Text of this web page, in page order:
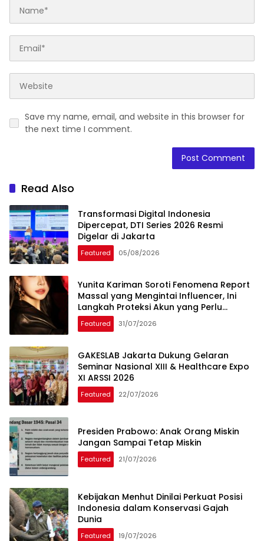
Save my name, email, and website in this browser for
the next time I comment.
Read Also
Transformasi Digital Indonesia
Dipercepat, DTI Series 2026 Resmi
Digelar di Jakarta
Featured 05/08/2026
Yunita Kariman Soroti Fenomena Report
Massal yang Mengintai Influencer, Ini
Langkah Proteksi Akun yang Perlu
Diketahui
Featured 31/07/2026
GAKESLAB Jakarta Dukung Gelaran
Seminar Nasional XIII & Healthcare Expo
XI ARSSI 2026
Featured 22/07/2026
Presiden Prabowo: Anak Orang Miskin
Jangan Sampai Tetap Miskin
Featured 21/07/2026
Kebijakan Menhut Dinilai Perkuat Posisi
Indonesia dalam Konservasi Gajah
Dunia
Featured 19/07/2026